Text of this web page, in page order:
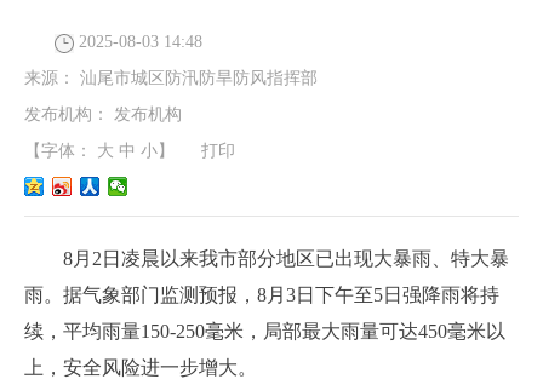
2025-08-03 14:48
来源： 汕尾市城区防汛防旱防风指挥部
发布机构： 发布机构
【字体： 大 中 小 】 打印
8月2日凌晨以来我市部分地区已出现大暴雨、特大暴
雨。据气象部门监测预报，8月3日下午至5日强降雨将持
续，平均雨量150-250毫米，局部最大雨量可达450毫米以
上，安全风险进一步增大。